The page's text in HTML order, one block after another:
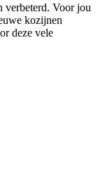
verbeterd. Voor jou
kozijnen
deze vele